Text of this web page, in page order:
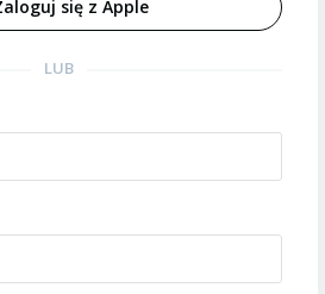
się z Apple
LUB